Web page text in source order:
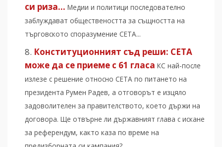
си риза… Медии и политици последователно
заблуждават обществеността за същността на
търговското споразумение СЕТА...
Конституционният съд реши: СЕТА
може да се приеме с 61 гласа КС най-после
излезе с решение относно CETA по питането на
президента Румен Радев, а отговорът е изцяло
задоволителен за правителството, което държи на
договора. Ще отвърне ли държавният глава с искане
за референдум, както каза по време на